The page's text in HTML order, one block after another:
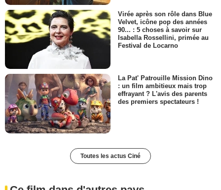
Virée après son rôle dans Blue
Velvet, icône pop des années
90... : 5 choses à savoir sur
Isabella Rossellini, primée au
Festival de Locarno
La Pat' Patrouille Mission Dino
: un film ambitieux mais trop
effrayant ? L'avis des parents
des premiers spectateurs !
Toutes les actus Ciné